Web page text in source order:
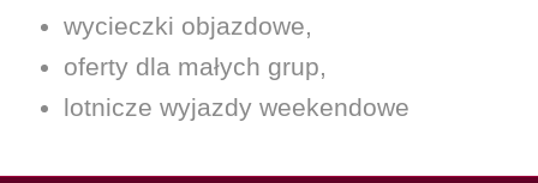
wycieczki objazdowe,
oferty dla małych grup,
lotnicze wyjazdy weekendowe